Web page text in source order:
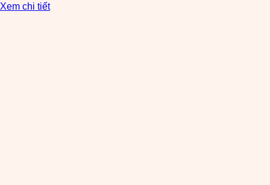
Xem chi tiết